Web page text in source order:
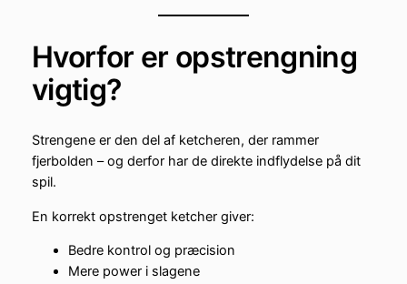
Hvorfor er opstrengning
vigtig?
Strengene er den del af ketcheren, der rammer
fjerbolden – og derfor har de direkte indflydelse på dit
spil.
En korrekt opstrenget ketcher giver:
Bedre kontrol og præcision
Mere power i slagene